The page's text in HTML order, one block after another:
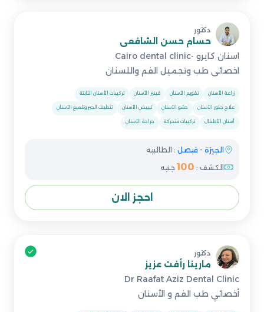
دكتور
حسام حسن الشافعى
اسنان كايرو -Cairo dental clinic
اخصائى طب وتجميل الفم واللسنان
زراعة الأسنان تقويم الأسنان فينير الأسنان تركيبات الأسنان الثابتة
علاج جذور الأسنان حشو الأسنان تبييض الأسنان تنظيف الجير وتلميع الأسنان
أسنان الأطفال تركيبات متحركة جراحة الأسنان
الجيزة - فيصل : الطالبيه
الكشف : 100 جنيه
احجز الان
دكتور
مارينا رأفت عزيز
Dr Raafat Aziz Dental Clinic
أخصائي طب الفم و الأسنان